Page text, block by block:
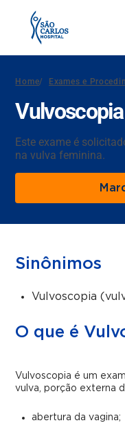
Home/ Exames e
Vulvoscopia
Este exame é
na vulva feminina.
Sinônimos
Vulvoscopia
O que é
Vulvoscopia é um
vulva, porção externa
abertura da vagina;